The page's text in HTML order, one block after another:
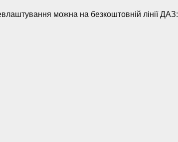
можна на безкоштовній лінії ДАЗ: